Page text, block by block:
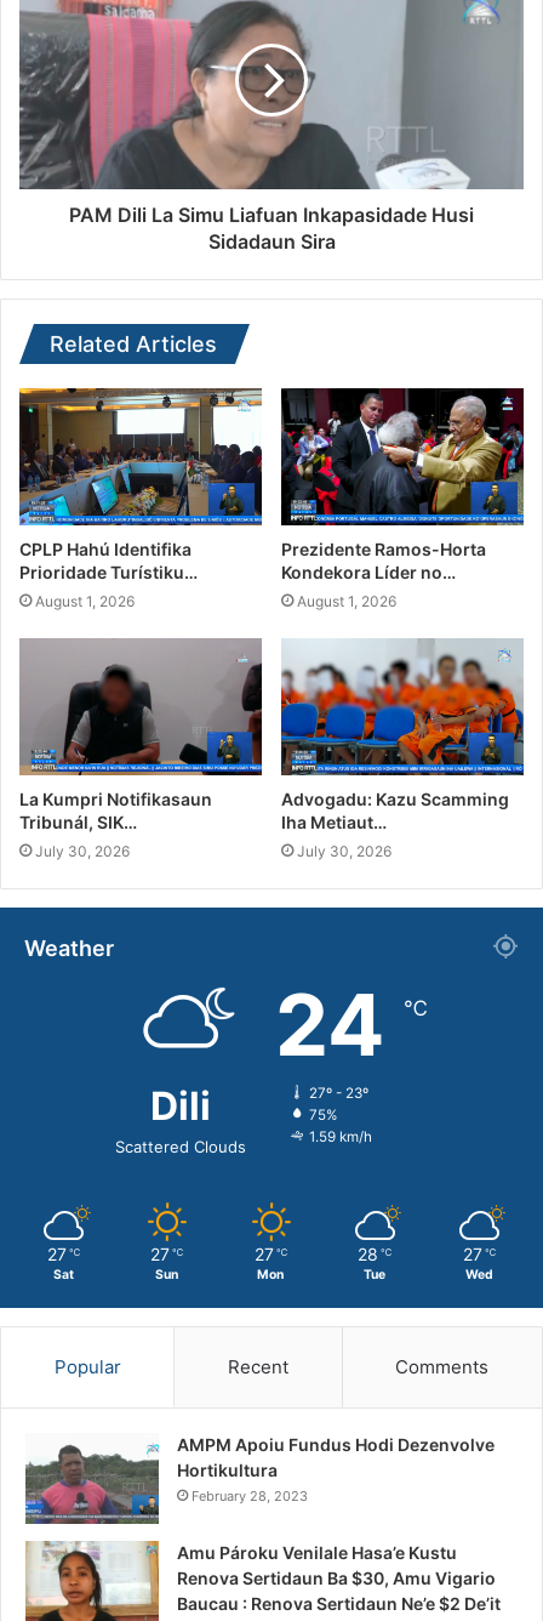
PAM Dili La Simu Liafuan Inkapasidade Husi
Sidadaun Sira
Related Articles
CPLP Hahú Identifika
Prioridade Turístiku…
August 1, 2026
Prezidente Ramos-Horta
Kondekora Líder no…
August 1, 2026
La Kumpri Notifikasaun
Tribunál, SIK…
July 30, 2026
Advogadu: Kazu Scamming
Iha Metiaut…
July 30, 2026
Weather
Dili
Scattered Clouds
24 ℃
27º - 23º
75%
1.59 km/h
27 ℃
Sat
27 ℃
Sun
27 ℃
Mon
28 ℃
Tue
27 ℃
Wed
Popular Recent Comments
AMPM Apoiu Fundus Hodi Dezenvolve
Hortikultura
February 28, 2023
Amu Pároku Venilale Hasa’e Kustu
Renova Sertidaun Ba $30, Amu Vigario
Baucau : Renova Sertidaun Ne’e $2 De’it